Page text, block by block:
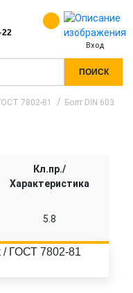
22
Вход
ПОИСК
7802-81
Болт DIN 603
Кл.пр./
Характеристика
5.8